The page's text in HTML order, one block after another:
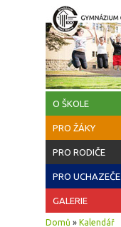
Přejít k hlavnímu obsahu
O ŠKOLE
PRO ŽÁKY
PRO RODIČE
PRO UCHAZEČE
GALERIE
Jste zde
Domů » Kalendář